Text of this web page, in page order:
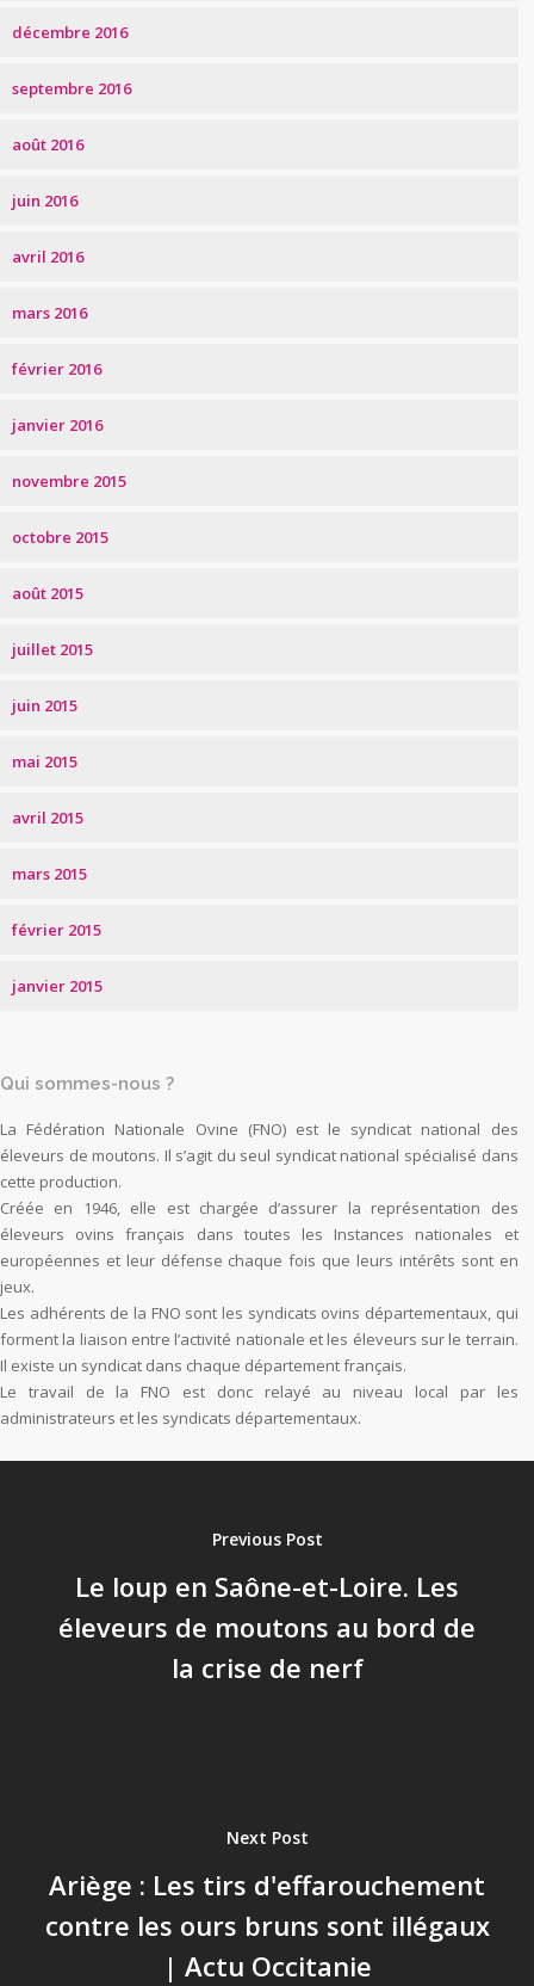
décembre 2016
septembre 2016
août 2016
juin 2016
avril 2016
mars 2016
février 2016
janvier 2016
novembre 2015
octobre 2015
août 2015
juillet 2015
juin 2015
mai 2015
avril 2015
mars 2015
février 2015
janvier 2015
Qui sommes-nous ?
La Fédération Nationale Ovine (FNO) est le syndicat national des
éleveurs de moutons. Il s’agit du seul syndicat national spécialisé dans
cette production.
Créée en 1946, elle est chargée d’assurer la représentation des
éleveurs ovins français dans toutes les Instances nationales et
européennes et leur défense chaque fois que leurs intérêts sont en
jeux.
Les adhérents de la FNO sont les syndicats ovins départementaux, qui
forment la liaison entre l’activité nationale et les éleveurs sur le terrain.
Il existe un syndicat dans chaque département français.
Le travail de la FNO est donc relayé au niveau local par les
administrateurs et les syndicats départementaux.
Previous Post
Le loup en Saône-et-Loire. Les
éleveurs de moutons au bord de
la crise de nerf
Next Post
Ariège : Les tirs d'effarouchement
contre les ours bruns sont illégaux
| Actu Occitanie